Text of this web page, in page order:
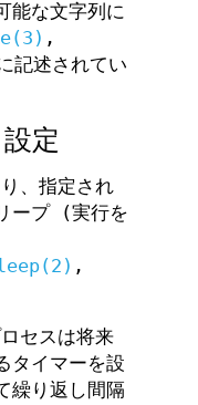
能な文字列に
,
記述されてい
定
、指定され
ープ (実行を
,
セスは将来
タイマーを設
繰り返し間隔